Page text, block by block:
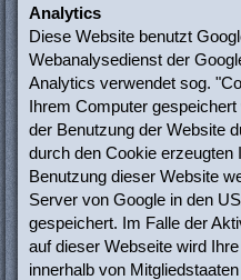
Analytics
Diese Website benutzt
Webanalysedienst der
Analytics verwendet sog.
Ihrem Computer
der Benutzung der Website
durch den Cookie erzeugten
Benutzung dieser Website
Server von Google in den
gespeichert. Im Falle der
auf dieser Webseite wird
innerhalb von